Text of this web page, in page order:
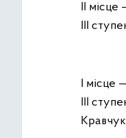
ІІ
ІІІ
І місце
ІІІ